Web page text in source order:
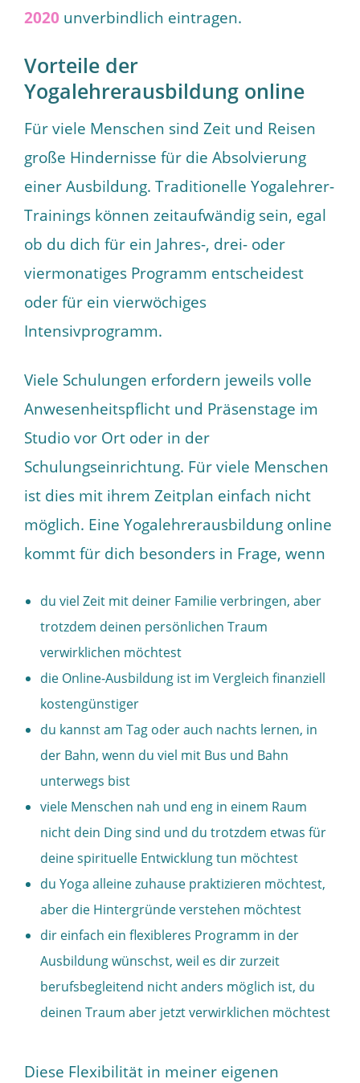
2020 unverbindlich eintragen.
Vorteile der
Yogalehrerausbildung online
Für viele Menschen sind Zeit und Reisen
große Hindernisse für die Absolvierung
einer Ausbildung. Traditionelle Yogalehrer-
Trainings können zeitaufwändig sein, egal
ob du dich für ein Jahres-, drei- oder
viermonatiges Programm entscheidest
oder für ein vierwöchiges
Intensivprogramm.
Viele Schulungen erfordern jeweils volle
Anwesenheitspflicht und Präsenstage im
Studio vor Ort oder in der
Schulungseinrichtung. Für viele Menschen
ist dies mit ihrem Zeitplan einfach nicht
möglich. Eine Yogalehrerausbildung online
kommt für dich besonders in Frage, wenn
du viel Zeit mit deiner Familie verbringen, aber
trotzdem deinen persönlichen Traum
verwirklichen möchtest
die Online-Ausbildung ist im Vergleich finanziell
kostengünstiger
du kannst am Tag oder auch nachts lernen, in
der Bahn, wenn du viel mit Bus und Bahn
unterwegs bist
viele Menschen nah und eng in einem Raum
nicht dein Ding sind und du trotzdem etwas für
deine spirituelle Entwicklung tun möchtest
du Yoga alleine zuhause praktizieren möchtest,
aber die Hintergründe verstehen möchtest
dir einfach ein flexibleres Programm in der
Ausbildung wünschst, weil es dir zurzeit
berufsbegleitend nicht anders möglich ist, du
deinen Traum aber jetzt verwirklichen möchtest
Diese Flexibilität in meiner eigenen